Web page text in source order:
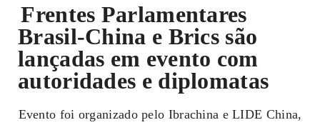
Frentes Parlamentares
Brasil-China e Brics são
lançadas em evento com
autoridades e diplomatas
Evento foi organizado pelo Ibrachina e LIDE China,